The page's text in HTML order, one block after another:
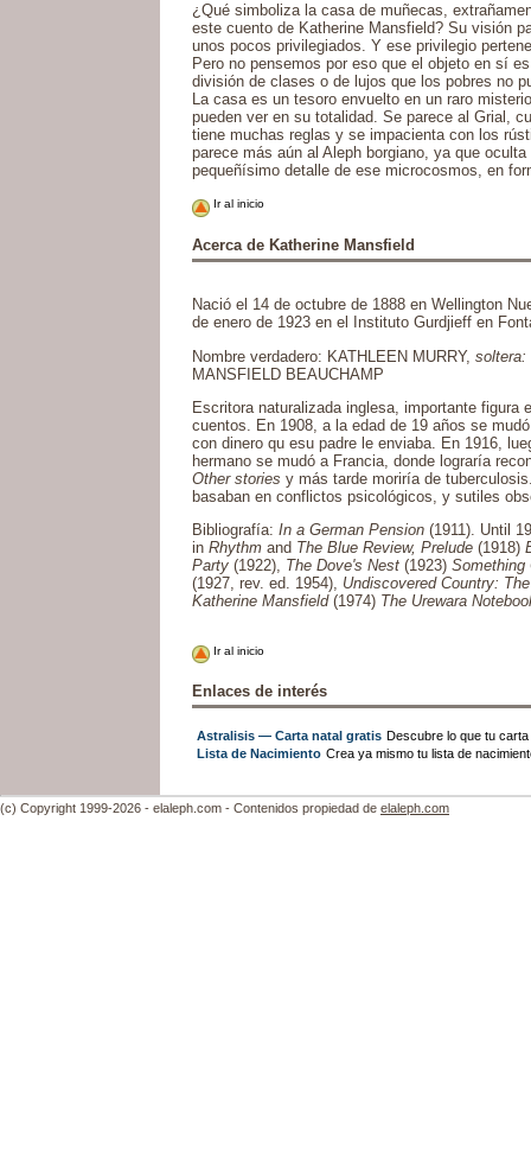
¿Qué simboliza la casa de muñecas,
este cuento de Katherine Mansfield? Su visión
unos pocos privilegiados. Y ese privilegio
Pero no pensemos por eso que el objeto en sí
división de clases o de lujos que los pobres no
La casa es un tesoro envuelto en un raro
pueden ver en su totalidad. Se parece al Grial,
tiene muchas reglas y se impacienta con los
parece más aún al Aleph borgiano, ya que
pequeñísimo detalle de ese microcosmos, en
Ir al inicio
Acerca de Katherine Mansfield
Nació el 14 de octubre de 1888 en Wellington
de enero de 1923 en el Instituto Gurdjieff en
Nombre verdadero: KATHLEEN MURRY, soltera:
MANSFIELD BEAUCHAMP
Escritora naturalizada inglesa, importante figura
cuentos. En 1908, a la edad de 19 años se
con dinero qu esu padre le enviaba. En 1916,
hermano se mudó a Francia, donde lograría
Other stories y más tarde moriría de
basaban en conflictos psicológicos, y sutiles
Bibliografía: In a German Pension(1911). Until
in Rhythmand The Blue Review, Prelude(1918)
Party(1922), The Dove's Nest(1923) Something
(1927, rev. ed. 1954), Undiscovered Country:
Katherine Mansfield(1974) The Urewara
Ir al inicio
Enlaces de interés
Astralisis — Carta natal gratis Descubre lo que tu
Lista de Nacimiento Crea ya mismo tu lista de
(c) Copyright 1999-2026 - elaleph.com - Contenidos propiedad de elaleph.com